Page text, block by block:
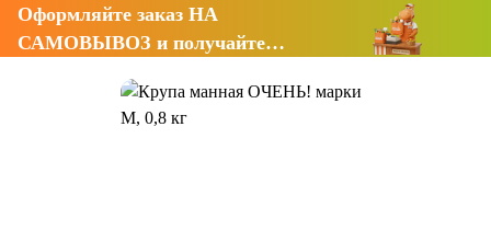
Оформляйте заказ НА
САМОВЫВОЗ и получайте